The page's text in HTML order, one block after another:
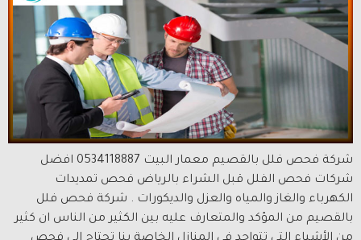
شركة فحص فلل بالقصيم معمار البيت 0534118887 افضل
شركات فحص الفلل قبل الشراء بالرياض فحص تمديدات
الكهرباء والغاز والمياه والعزل والديكورات . شركة فحص فلل
بالقصيم من المؤكد والمتعارف عليه بين الكثير من الناس ان كثير